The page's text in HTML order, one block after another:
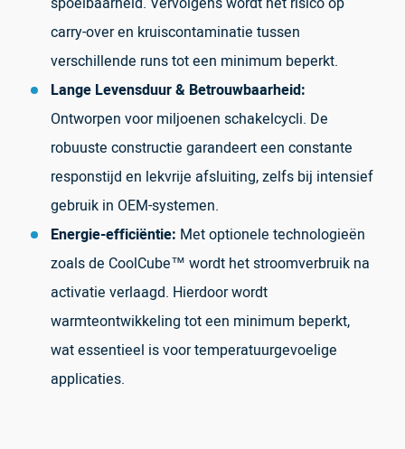
carry-over en kruiscontaminatie tussen
verschillende runs tot een minimum beperkt.
Lange Levensduur & Betrouwbaarheid:
Ontworpen voor miljoenen schakelcycli. De
robuuste constructie garandeert een constante
responstijd en lekvrije afsluiting, zelfs bij intensief
gebruik in OEM-systemen.
Energie-efficiëntie: Met optionele technologieën
zoals de CoolCube™ wordt het stroomverbruik na
activatie verlaagd. Hierdoor wordt
warmteontwikkeling tot een minimum beperkt,
wat essentieel is voor temperatuurgevoelige
applicaties.